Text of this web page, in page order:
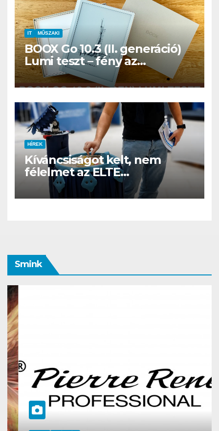
IT MŰSZAKI
BOOX Go 10.3 (II. generáció)
Lumi teszt – fény az
éjszakában, fél könyvtár a
családi csomagban
HÍREK
Kíváncsiságot kelt, nem
félelmet az ELTE
etológusainak felszolgáló
robotja
Smink